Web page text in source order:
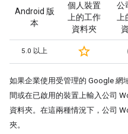
Android 版
本
個人裝置
上的工作
資料夾
公
5.0 以上 star_border
如果企業使用受管理的 Google 網
間或在已啟用的裝置上輸入公司
資料夾。在這兩種情況下，公司
夾。